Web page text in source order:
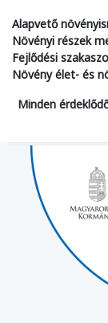
Alapvető
Növényi részek
Fejlődési
Növény élet- és
Minden